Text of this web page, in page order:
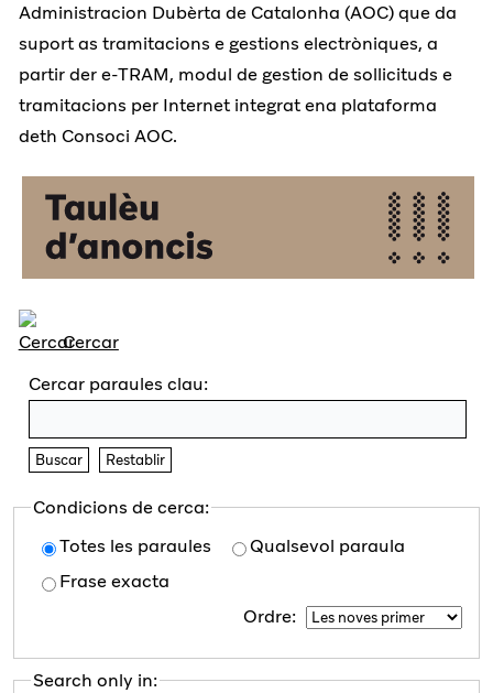
Administracion Dubèrta de Catalonha (AOC) que da
suport as tramitacions e gestions electròniques, a
partir der e-TRAM, modul de gestion de sollicituds e
tramitacions per Internet integrat ena plataforma
deth Consoci AOC.
Cercar
Cercar paraules clau:
Buscar Restablir
Condicions de cerca:
Totes les paraules
Qualsevol paraula
Frase exacta
Ordre:
Search only in: